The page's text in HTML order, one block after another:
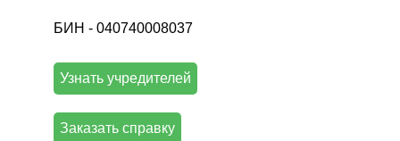
БИН - 040740008037
Узнать учредителей
Заказать справку